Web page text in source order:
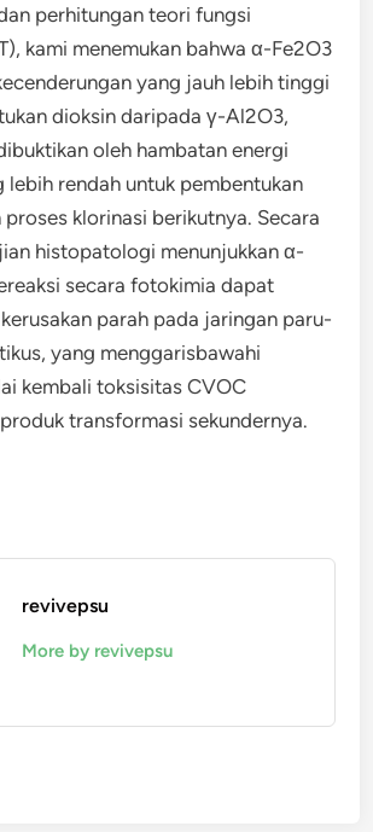
perhitungan teori fungsi
kami menemukan bahwa α-Fe2O3
yang jauh lebih tinggi
dioksin daripada γ-Al2O3,
oleh hambatan energi
lebih rendah untuk pembentukan
klorinasi berikutnya. Secara
histopatologi menunjukkan α-
secara fotokimia dapat
parah pada jaringan paru-
yang menggarisbawahi
kembali toksisitas CVOC
transformasi sekundernya.
revivepsu
More by revivepsu